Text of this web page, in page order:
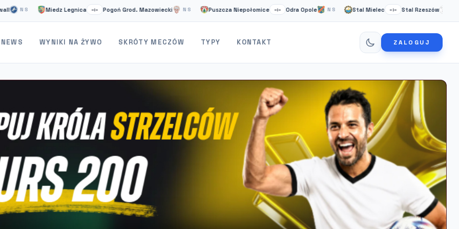
Miedz Legnica –:– Pogoń Grod. Mazowiecki NS Puszcza Niepołomice –:– Odra Opole NS Stal Mielec –:– Stal Rzeszów NS
NEWS WYNIKI NA ŻYWO SKRÓTY MECZÓW TYPY KONTAKT ZALOGUJ